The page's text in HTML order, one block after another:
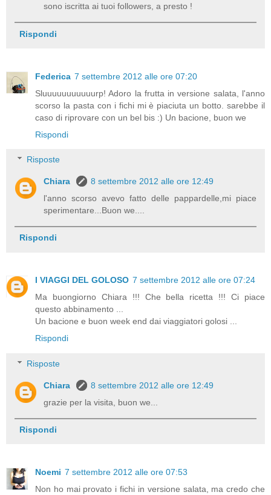
sono iscritta ai tuoi followers, a presto !
Rispondi
Federica 7 settembre 2012 alle ore 07:20
Sluuuuuuuuuuurp! Adoro la frutta in versione salata, l'anno
scorso la pasta con i fichi mi è piaciuta un botto. sarebbe il
caso di riprovare con un bel bis :) Un bacione, buon we
Rispondi
Risposte
Chiara
8 settembre 2012 alle ore 12:49
l'anno scorso avevo fatto delle pappardelle,mi piace
sperimentare...Buon we....
Rispondi
I VIAGGI DEL GOLOSO 7 settembre 2012 alle ore 07:24
Ma buongiorno Chiara !!! Che bella ricetta !!! Ci piace
questo abbinamento ...
Un bacione e buon week end dai viaggiatori golosi ...
Rispondi
Risposte
Chiara
8 settembre 2012 alle ore 12:49
grazie per la visita, buon we...
Rispondi
Noemi 7 settembre 2012 alle ore 07:53
Non ho mai provato i fichi in versione salata, ma credo che